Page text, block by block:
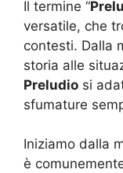
Il termine “
versatile, che
contesti. Dalla
storia alle
Preludio si
sfumature
Iniziamo dalla
è